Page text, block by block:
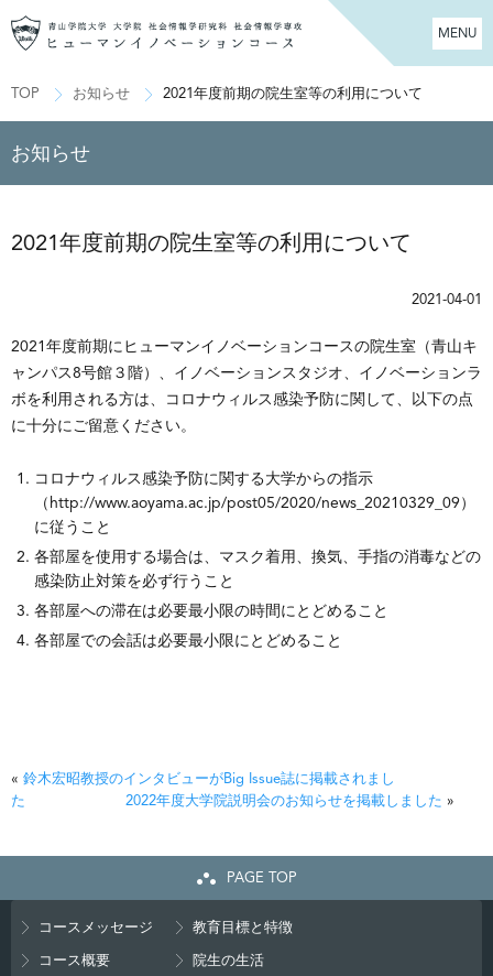
MENU
TOP お知らせ 2021年度前期の院生室等の利用について
お知らせ
2021年度前期の院生室等の利用について
2021-04-01
2021年度前期にヒューマンイノベーションコースの院生室（青山キ
ャンパス8号館３階）、イノベーションスタジオ、イノベーションラ
ボを利用される方は、コロナウィルス感染予防に関して、以下の点
に十分にご留意ください。
コロナウィルス感染予防に関する大学からの指示
（http://www.aoyama.ac.jp/post05/2020/news_20210329_09）
に従うこと
各部屋を使用する場合は、マスク着用、換気、手指の消毒などの
感染防止対策を必ず行うこと
各部屋への滞在は必要最小限の時間にとどめること
各部屋での会話は必要最小限にとどめること
« 鈴木宏昭教授のインタビューがBig Issue誌に掲載されまし
た
2022年度大学院説明会のお知らせを掲載しました »
PAGE TOP
コースメッセージ
教育目標と特徴
コース概要
院生の生活